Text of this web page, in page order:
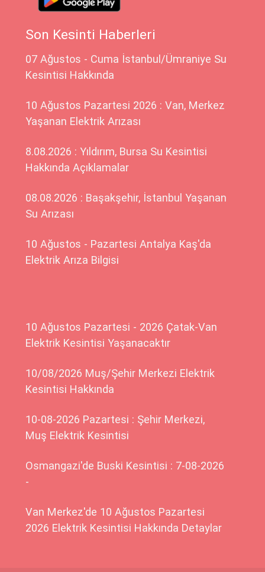
Son Kesinti Haberleri
07 Ağustos - Cuma İstanbul/Ümraniye Su
Kesintisi Hakkında
10 Ağustos Pazartesi 2026 : Van, Merkez
Yaşanan Elektrik Arızası
8.08.2026 : Yıldırım, Bursa Su Kesintisi
Hakkında Açıklamalar
08.08.2026 : Başakşehir, İstanbul Yaşanan
Su Arızası
10 Ağustos - Pazartesi Antalya Kaş'da
Elektrik Arıza Bilgisi
10 Ağustos Pazartesi - 2026 Çatak-Van
Elektrik Kesintisi Yaşanacaktır
10/08/2026 Muş/Şehir Merkezi Elektrik
Kesintisi Hakkında
10-08-2026 Pazartesi : Şehir Merkezi,
Muş Elektrik Kesintisi
Osmangazi'de Buski Kesintisi : 7-08-2026
-
Van Merkez'de 10 Ağustos Pazartesi
2026 Elektrik Kesintisi Hakkında Detaylar